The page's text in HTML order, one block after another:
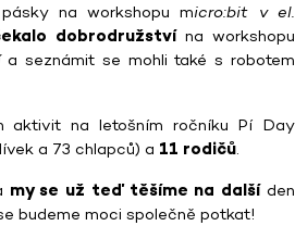
na workshopu micro:bit v el.
dobrodružství na workshopu
a seznámit se mohli také s robotem
aktivit na letošním ročníku Pí Day
a 73 chlapců) a 11 rodičů.
my se už teď těšíme na dalšíden
budeme moci společně potkat!